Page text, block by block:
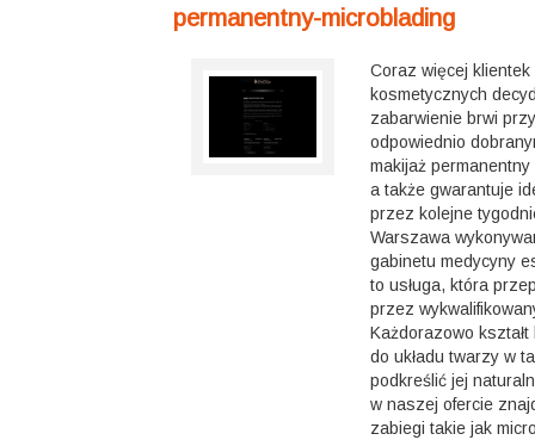
permanentny-microblading
Coraz więcej
kosmetycznych
zabarwienie brwi
odpowiednio
makijaż
a także gwarantuje
przez kolejne
Warszawa
gabinetu medycyny
to usługa, która
przez
Każdorazowo
do układu twarzy w
podkreślić jej
w naszej ofercie
zabiegi takie jak